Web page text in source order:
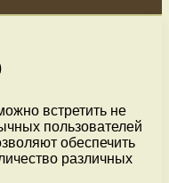
встретить не
пользователей
обеспечить
различных